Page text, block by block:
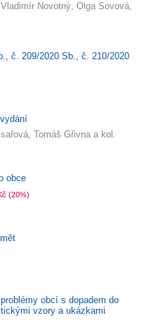
Novotný, Olga Sovová,
č. 209/2020 Sb., č. 210/2020
Tomáš Gřivna a kol.
obce
(20%)
obcí s dopadem do
vzory a ukázkami